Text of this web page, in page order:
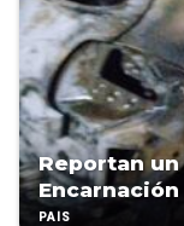
Reportan
Encarnación
PAÍS